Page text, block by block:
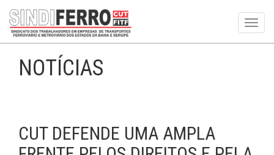
NOTÍCIAS
CUT DEFENDE UMA AMPLA